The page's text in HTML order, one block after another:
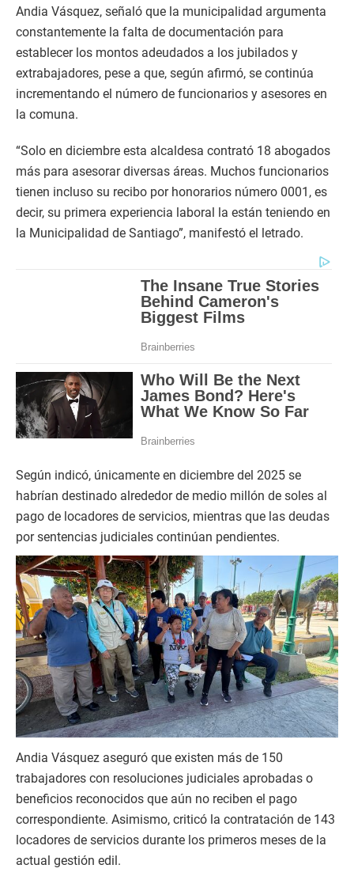
Andia Vásquez, señaló que la municipalidad argumenta
constantemente la falta de documentación para
establecer los montos adeudados a los jubilados y
extrabajadores, pese a que, según afirmó, se continúa
incrementando el número de funcionarios y asesores en
la comuna.
“Solo en diciembre esta alcaldesa contrató 18 abogados
más para asesorar diversas áreas. Muchos funcionarios
tienen incluso su recibo por honorarios número 0001, es
decir, su primera experiencia laboral la están teniendo en
la Municipalidad de Santiago”, manifestó el letrado.
Según indicó, únicamente en diciembre del 2025 se
habrían destinado alrededor de medio millón de soles al
pago de locadores de servicios, mientras que las deudas
por sentencias judiciales continúan pendientes.
Andia Vásquez aseguró que existen más de 150
trabajadores con resoluciones judiciales aprobadas o
beneficios reconocidos que aún no reciben el pago
correspondiente. Asimismo, criticó la contratación de 143
locadores de servicios durante los primeros meses de la
actual gestión edil.